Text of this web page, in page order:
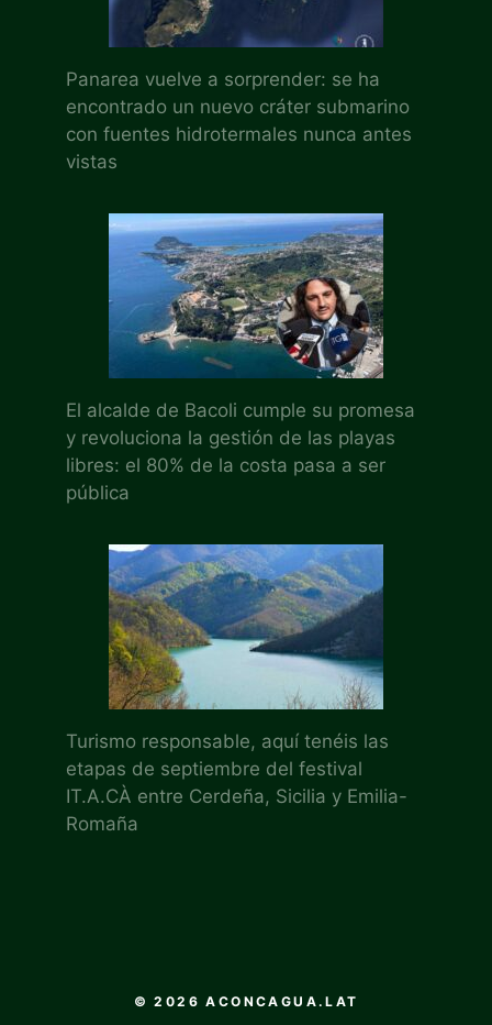
Panarea vuelve a sorprender: se ha
encontrado un nuevo cráter submarino
con fuentes hidrotermales nunca antes
vistas
El alcalde de Bacoli cumple su promesa
y revoluciona la gestión de las playas
libres: el 80% de la costa pasa a ser
pública
Turismo responsable, aquí tenéis las
etapas de septiembre del festival
IT.A.CÀ entre Cerdeña, Sicilia y Emilia-
Romaña
© 2026 ACONCAGUA.LAT